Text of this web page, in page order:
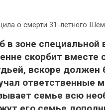
о смерти 31-летнего
зоне специальной
скорбит вместе
вскоре
ответственные
семье всю